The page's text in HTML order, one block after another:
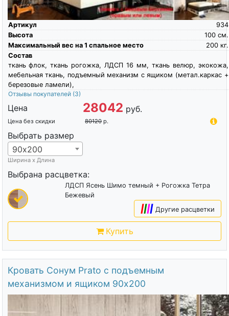
Артикул
934
Высота
см.
100
Максимальный вес на 1 спальное место
кг.
200
Состав
ткань флок, ткань рогожка, ЛДСП 16 мм, ткань велюр, экокожа,
мебельная ткань, подъемный механизм с ящиком (метал.каркас +
березовые ламели),
Отзывы покупателей (3)
Цена 28042 руб.
Цена без скидки 80120 р.
Выбрать размер
90х200
Ширина х Длина
Выбрана расцветка:
ЛДСП Ясень Шимо темный + Рогожка Тетра
Бежевый
|||| Другие расцветки
Купить
Кровать Сонум Prato с подъемным
механизмом и ящиком 90х200